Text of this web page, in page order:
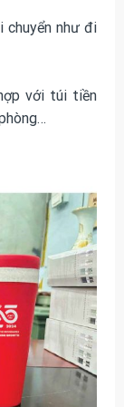
chuyển như đi
với túi tiền